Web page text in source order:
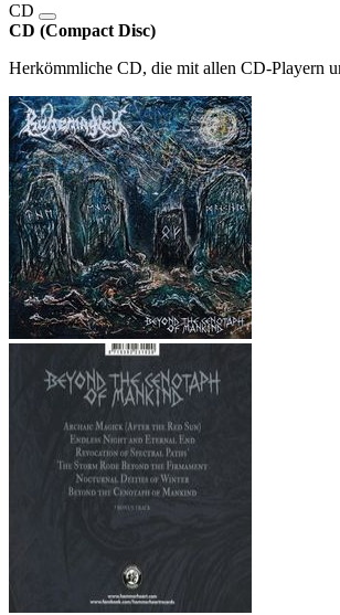
CD
CD (Compact Disc)
Herkömmliche CD, die mit allen CD-Playern